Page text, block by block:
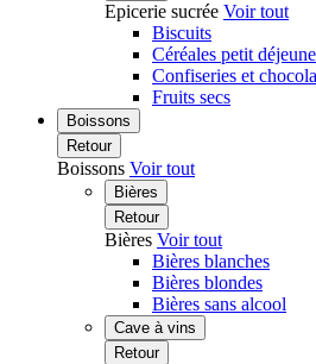
Epicerie sucrée Voir tout
Biscuits
Céréales petit
Confiseries et
Fruits secs
Boissons
Retour
Boissons Voir tout
Bières
Retour
Bières Voir tout
Bières blanches
Bières blondes
Bières sans alcool
Cave à vins
Retour